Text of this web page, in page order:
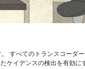
すべてのトランスコーダ
ケイデンスの検出を有効に